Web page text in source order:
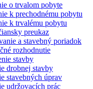
o trvalom pobyte
k prechodnému pobytu
k trvalému pobytu
preukaz
a stavebný poriadok
rozhodnutie
stavby
drobnej stavby
stavebných úprav
udržovacích prác